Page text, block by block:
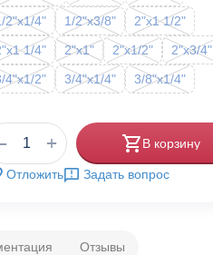
2"x1/4"
1/2"x3/8"
2"x1 1/2"
1/4"
2"x1" 2"x1/2"
2"x3/4"
4"x1/2"
3/4"x1/4" 3/8"x1/4"
+ В корзину
Отложить Задать вопрос
Отзывы